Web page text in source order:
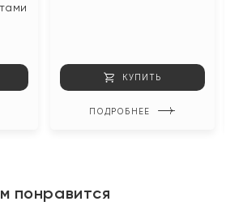
КУПИТЬ
ПОДРОБНЕЕ
понравится